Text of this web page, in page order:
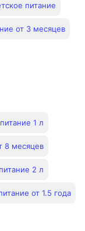
питание
от 3 месяцев
1 л
8 месяцев
2 л
от 1.5 года